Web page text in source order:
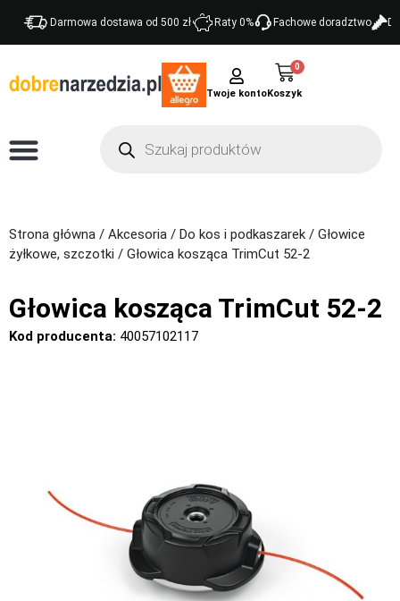
Darmowa dostawa od 500 zł Raty 0% Fachowe doradztwo
Twoje konto
0
Strona główna / Akcesoria / Do kos i podkaszarek / Głowice
żyłkowe, szczotki / Głowica kosząca TrimCut 52-2
Głowica kosząca TrimCut 52-2
Kod producenta: 40057102117